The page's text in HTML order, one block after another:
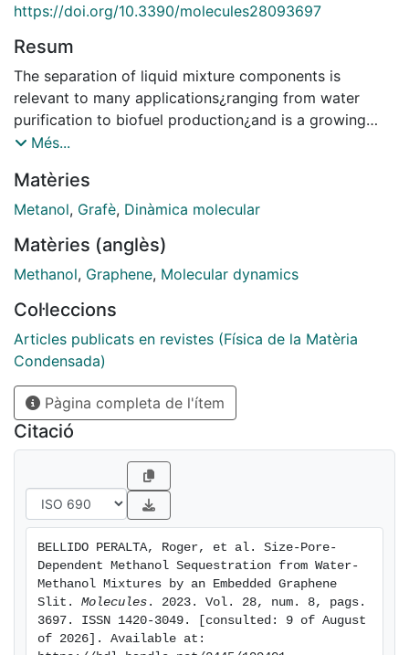
https://doi.org/10.3390/molecules28093697
Resum
The separation of liquid mixture components is
relevant to many applications¿ranging from water
purification to biofuel production¿and is a growing
concern related to the UN Sustain- able Development
and 'Affordable and clean energy'. One promising
technique is using graphene slit-pores as filters, or
the properties of the mixture components in different
ways, favoring their separation. However, no
changes the ther- modynamics of the surrounding
mixture. Here, we focus on water-methanol mixtures
and explore, using Molecular Dynamics simulations,
the effects of a graphene pore, with size ranging from
6.5 to 13 Å, for three compositions: pure water,
90%-10%, and 75%-25% water-methanol. We show
that tuning the pore size can change the mixture
pressure, density and composition in bulk due to the
size-dependent methanol sequestration within the
pore. Our results can help in optimizing the graphene
Més...
Matèries
Metanol, Grafè, Dinàmica molecular
Matèries (anglès)
Methanol, Graphene, Molecular dynamics
Col·leccions
Articles publicats en revistes (Física de la Matèria
Condensada)
Pàgina completa de l'ítem
Citació
BELLIDO PERALTA, Roger, et al. Size-Pore-
Dependent Methanol Sequestration from Water-
Methanol Mixtures by an Embedded Graphene
Slit. Molecules . 2023. Vol. 28, num. 8, pags.
3697. ISSN 1420-3049. [consulted: 9 of August
of 2026]. Available at: